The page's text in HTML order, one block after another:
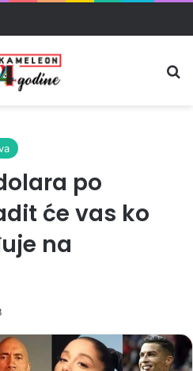
po
će vas ko
na